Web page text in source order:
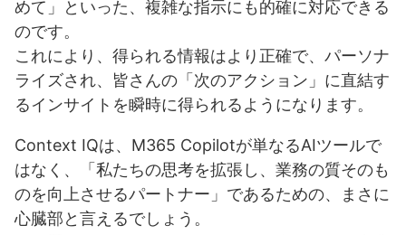
めて」といった、複雑な指示にも的確に対応できる
のです。
これにより、得られる情報はより正確で、パーソナ
ライズされ、皆さんの「次のアクション」に直結す
るインサイトを瞬時に得られるようになります。
Context IQは、M365 Copilotが単なるAIツールで
はなく、「私たちの思考を拡張し、業務の質そのも
のを向上させるパートナー」であるための、まさに
心臓部と言えるでしょう。